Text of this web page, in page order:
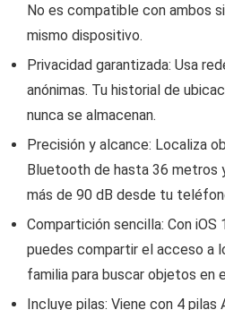
No es compatible con ambos
mismo dispositivo.
Privacidad garantizada: Usa
anónimas. Tu historial de
nunca se almacenan.
Precisión y alcance: Localiza
Bluetooth de hasta 36 metros
más de 90 dB desde tu
Compartición sencilla: Con
puedes compartir el acceso a
familia para buscar objetos en
Incluye pilas: Viene con 4 pilas